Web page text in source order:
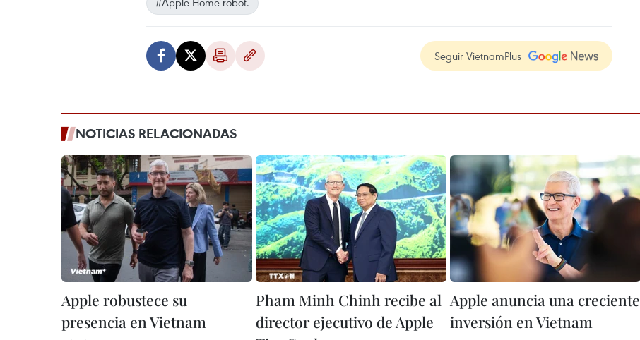
Seguir VietnamPlus
NOTICIAS RELACIONADAS
Apple robustece su
presencia en Vietnam
Pham Minh Chinh recibe al
director ejecutivo de Apple
Apple anuncia una creciente
inversión en Vietnam